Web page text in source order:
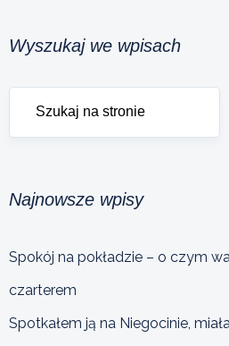
Wyszukaj we wpisach
Najnowsze wpisy
Spokój na pokładzie – o czym
czarterem
Spotkałem ją na Niegocinie,